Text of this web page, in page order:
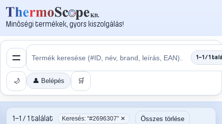
Minőségi termékek, gyors kiszolgálás!
1–1 / 1
🌙 👤 Belépés 🛒
1–1 / 1 találat Keresés: “#2696307” ✕ Összes törlése